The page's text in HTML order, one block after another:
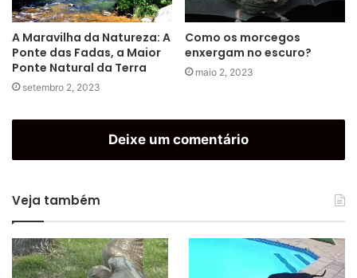
A Maravilha da Natureza: A
Ponte das Fadas, a Maior
Ponte Natural da Terra
setembro 2, 2023
Como os morcegos
enxergam no escuro?
maio 2, 2023
Deixe um comentário
Veja também